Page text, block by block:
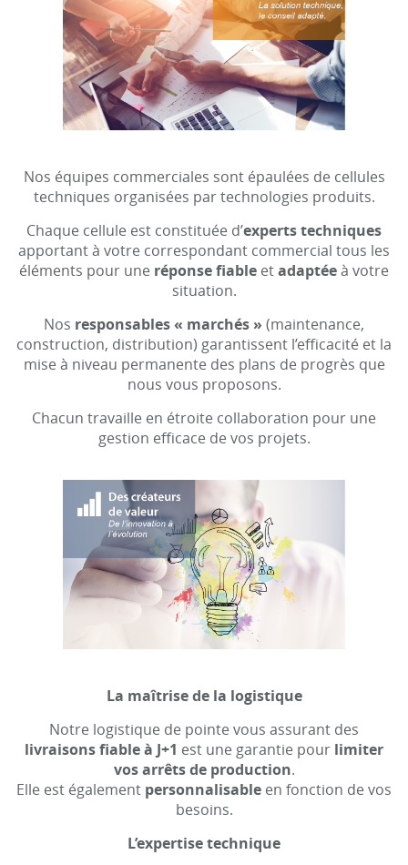
Nos équipes commerciales sont épaulées de cellules
techniques organisées par technologies produits.
Chaque cellule est constituée d’experts techniques
apportant à votre correspondant commercial tous les
éléments pour une réponse fiable etadaptéeà votre
situation.
Nos responsables « marchés » (maintenance,
construction, distribution) garantissent l’efficacité et la
mise à niveau permanente des plans de progrès que
nous vous proposons.
Chacun travaille en étroite collaboration pour une
gestion efficace de vos projets.
La maîtrise de la logistique
Notre logistique de pointe vous assurant des
livraisons fiable à J+1 est une garantie pour limiter
vos arrêts de production.
Elle est également personnalisable en fonction de vos
besoins.
L’expertise technique